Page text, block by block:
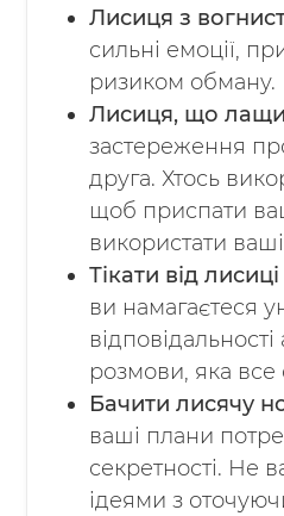
Лисиця з
сильні емоції,
ризиком обману.
Лисиця, що
застереження
друга. Хтось
щоб приспати
використати
Тікати від лисиці
ви намагаєтеся
розмови, яка все
Бачити лисячу
ваші плани
секретності. Не
ідеями з